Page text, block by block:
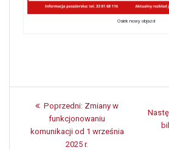
Osiek nowy objazd
Nawigacja
wpisu
Poprzedni: Poprzedni
post:
Zmiany w
funkcjonowaniu
komunikacji od 1 września
2025 r.